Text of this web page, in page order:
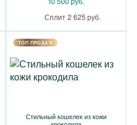
Сплит 2 625 руб.
TOП ПРОДАЖ
Стильный кошелек из кожи